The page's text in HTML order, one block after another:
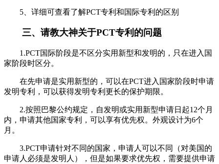
5、详细可查看了解PCT专利和国际专利的区别
三、请教大神关于PCT专利的问题
1.PCT国际阶段是不区分实用新型和发明的，只在进入国
家阶段时区分。
在先申请是实用新型的，可以在PCT进入国家阶段时申请
发明专利，可以获得发明专利更长的保护期限。
2.按照巴黎公约规定，自发明或实用新型申请日起12个月
内，申请其他国家专利，可以享有优先权。外观设计为6个
月。
3.PCT申请针对不同的国家，申请人可以不同（对美国的
申请人必须是发明人），但是如果要求优先权，需要提供申请